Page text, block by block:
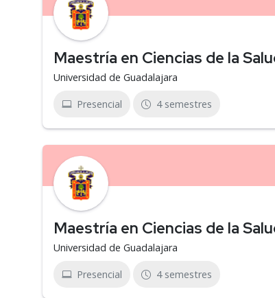
Maestría en Ciencias de la
Universidad de Guadalajara
Presencial 4 semestres
Maestría en Ciencias de la
Universidad de Guadalajara
Presencial 4 semestres